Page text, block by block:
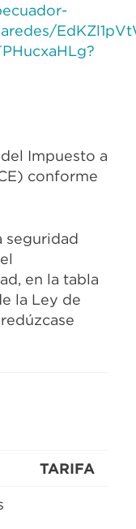
Impuesto a
conforme
seguridad
en la tabla
la Ley de
TARIFA